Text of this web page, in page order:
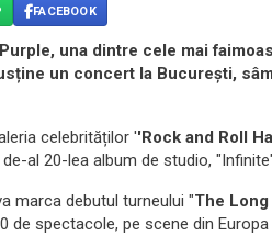
FACEBOOK
una dintre cele mai
un concert la București,
celebrităților ''Rock and Roll
al 20-lea album de studio,
marca debutul turneului "The
de spectacole, pe scene din